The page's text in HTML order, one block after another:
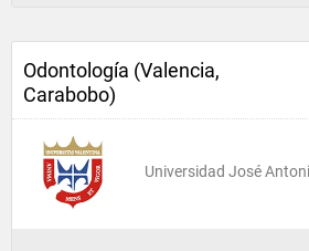
Odontología (Valencia,
Carabobo)
Universidad José